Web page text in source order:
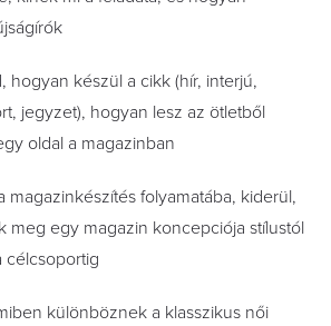
hogyan készül a cikk (hír, interjú,
jegyzet), hogyan lesz az ötletből
oldal a magazinban
magazinkészítés folyamatába, kiderül,
meg egy magazin koncepciója stílustól
célcsoportig
különböznek a klasszikus női